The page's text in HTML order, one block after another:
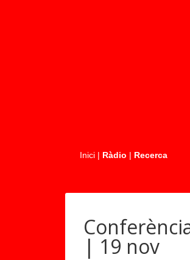
Inici | Ràdio | Recerca
| 19 nov